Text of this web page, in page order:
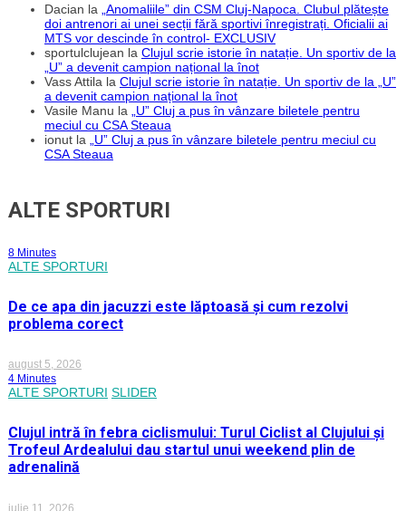
Dacian la
„Anomaliile” din CSM Cluj-Napoca. Clubul plătește
doi antrenori ai unei secții fără sportivi înregistrați. Oficialii ai
MTS vor descinde în control- EXCLUSIV
sportulclujean la Clujul scrie istorie în natație. Un sportiv de la
„U” a devenit campion național la înot
Vass Attila la Clujul scrie istorie în natație. Un sportiv de la „U”
a devenit campion național la înot
Vasile Manu la
„U” Cluj a pus în vânzare biletele pentru
meciul cu CSA Steaua
ionut la
„U” Cluj a pus în vânzare biletele pentru meciul cu
CSA Steaua
ALTE SPORTURI
8 Minutes
ALTE SPORTURI
De ce apa din jacuzzi este lăptoasă și cum rezolvi
problema corect
august 5, 2026
4 Minutes
ALTE SPORTURI SLIDER
Clujul intră în febra ciclismului: Turul Ciclist al Clujului și
Trofeul Ardealului dau startul unui weekend plin de
adrenalină
iulie 11, 2026